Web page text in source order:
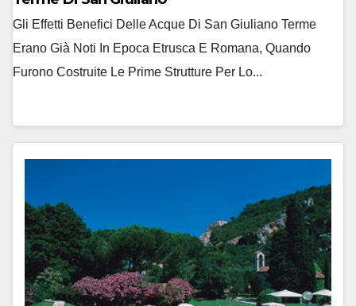
Gli Effetti Benefici Delle Acque Di San Giuliano Terme
Erano Già Noti In Epoca Etrusca E Romana, Quando
Furono Costruite Le Prime Strutture Per Lo...